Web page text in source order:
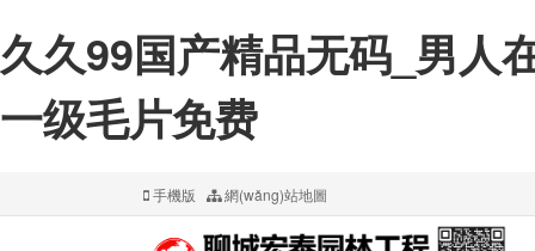
久久99国产精品无码_男人
一级毛片免费
手機版 網(wǎng)站地圖